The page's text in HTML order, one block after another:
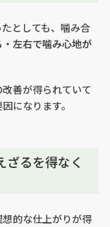
としても、噛み合
左右で噛み心地が
善が得られていて
になります。
るを得なく
的な仕上がりが得